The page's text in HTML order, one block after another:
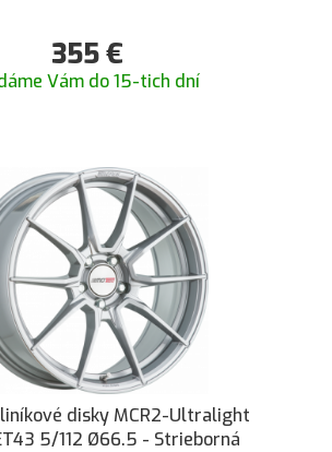
355€
Vám do 15-tich dní
disky MCR2-Ultralight
5/112 Ø66.5 - Strieborná